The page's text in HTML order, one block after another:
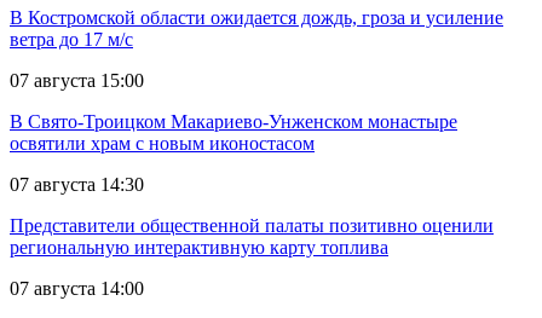
В Костромской области ожидается дождь, гроза и усиление
ветра до 17 м/с
07 августа 15:00
В Свято-Троицком Макариево-Унженском монастыре
освятили храм с новым иконостасом
07 августа 14:30
Представители общественной палаты позитивно оценили
региональную интерактивную карту топлива
07 августа 14:00